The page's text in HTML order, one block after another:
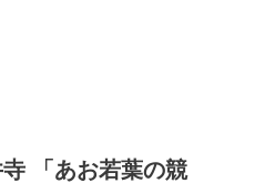
「あお若葉の競